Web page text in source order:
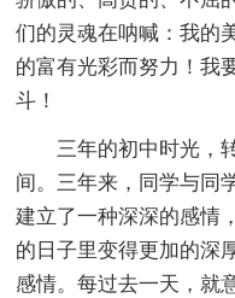
们的灵魂在呐喊：我的
的富有光彩而努力！我
斗！
三年的初中时光，
间。三年来，同学与同
建立了一种深深的感情
的日子里变得更加的深
感情。每过去一天，就